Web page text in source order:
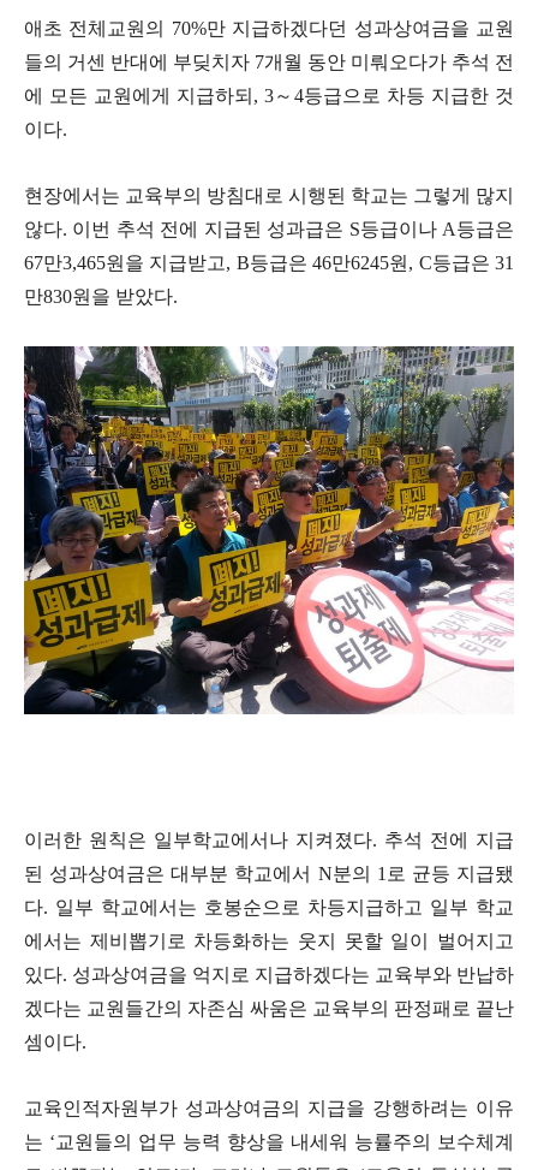
애초 전체교원의 70%만 지급하겠다던 성과상여금을 교원
들의 거센 반대에 부딪치자 7개월 동안 미뤄오다가 추석 전
에 모든 교원에게 지급하되, 3～4등급으로 차등 지급한 것
이다.
현장에서는 교육부의 방침대로 시행된 학교는 그렇게 많지
않다. 이번 추석 전에 지급된 성과급은 S등급이나 A등급은
67만3,465원을 지급받고, B등급은 46만6245원, C등급은 31
만830원을 받았다.
이러한 원칙은 일부학교에서나 지켜졌다. 추석 전에 지급
된 성과상여금은 대부분 학교에서 N분의 1로 균등 지급됐
다. 일부 학교에서는 호봉순으로 차등지급하고 일부 학교
에서는 제비뽑기로 차등화하는 웃지 못할 일이 벌어지고
있다. 성과상여금을 억지로 지급하겠다는 교육부와 반납하
겠다는 교원들간의 자존심 싸움은 교육부의 판정패로 끝난
셈이다.
교육인적자원부가 성과상여금의 지급을 강행하려는 이유
는 ‘교원들의 업무 능력 향상을 내세워 능률주의 보수체계